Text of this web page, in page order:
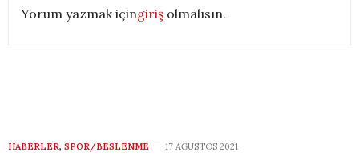
Yorum yazmak içingiriş olmalısın.
HABERLER, SPOR/BESLENME 17 AĞUSTOS 2021